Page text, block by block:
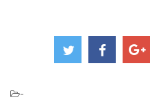
-